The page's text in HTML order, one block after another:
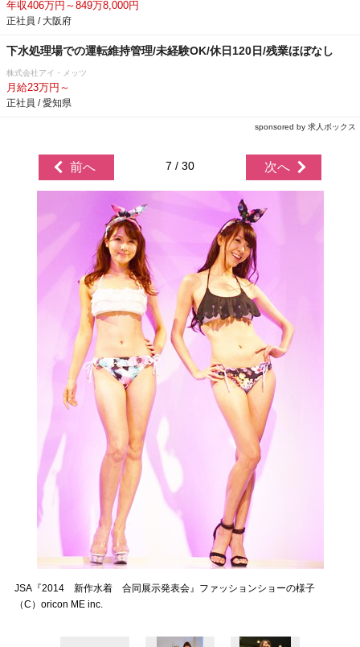
年収406万円～849万8,000円
正社員 / 大阪府
下水処理場での運転維持管理/未経験OK/休日120日/残業ほぼなし
株式会社アイ・メッツ
月給23万円～
正社員 / 愛知県
sponsored by 求人ボックス
前へ 7 / 30 次へ
JSA『2014 新作水着 合同展示発表会』ファッションショーの様子
（C）oricon ME inc.